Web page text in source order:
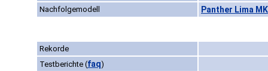
Nachfolgemodell
Panther Lima
Rekorde
Testberichte (faq)